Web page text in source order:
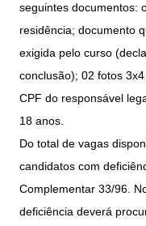
seguintes documentos:
residência; documento
exigida pelo curso
conclusão); 02 fotos
CPF do responsável
18 anos.
Do total de vagas
candidatos com
Complementar 33/96.
deficiência deverá